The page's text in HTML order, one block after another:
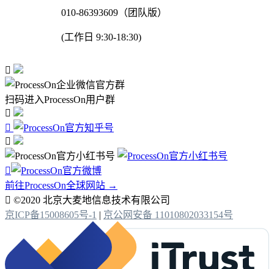
010-86393609（团队版）
(工作日 9:30-18:30)

扫码进入ProcessOn用户群




前往ProcessOn全球网站 →
 ©2020 北京大麦地信息技术有限公司
京ICP备15008605号-1 | 京公网安备 11010802033154号